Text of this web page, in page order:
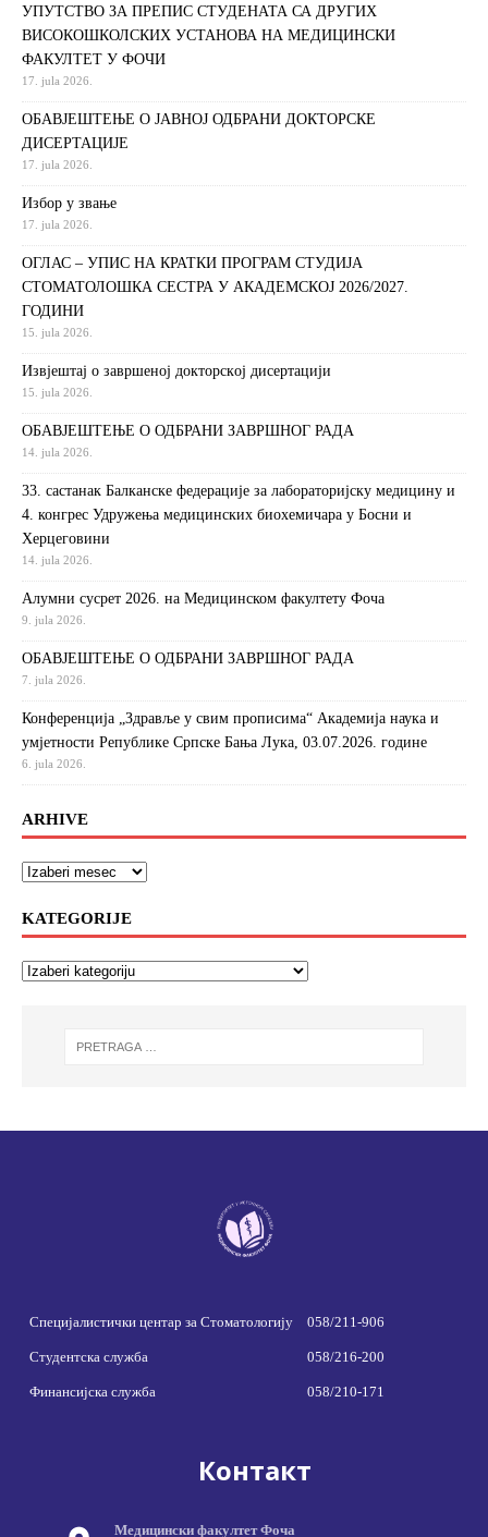
УПУТСТВО ЗА ПРЕПИС СТУДЕНАТА СА ДРУГИХ
ВИСОКОШКОЛСКИХ УСТАНОВА НА МЕДИЦИНСКИ
ФАКУЛТЕТ У ФОЧИ
17. jula 2026.
ОБАВЈЕШТЕЊЕ О ЈАВНОЈ ОДБРАНИ ДОКТОРСКЕ
ДИСЕРТАЦИЈЕ
17. jula 2026.
Избор у звање
17. jula 2026.
ОГЛАС – УПИС НА КРАТКИ ПРОГРАМ СТУДИЈА
СТОМАТОЛОШКА СЕСТРА У АКАДЕМСКОЈ 2026/2027.
ГОДИНИ
15. jula 2026.
Извjeштaj o зaвршeнoj дoктoрскoj дисeртaциjи
15. jula 2026.
ОБАВЈЕШТЕЊЕ О ОДБРАНИ ЗАВРШНОГ РАДА
14. jula 2026.
33. састанак Балканске федерације за лабораторијску медицину и
4. конгрес Удружења медицинских биохемичара у Босни и
Херцеговини
14. jula 2026.
Алумни сусрет 2026. на Медицинском факултету Фоча
9. jula 2026.
ОБАВЈЕШТЕЊЕ О ОДБРАНИ ЗАВРШНОГ РАДА
7. jula 2026.
Конференција „Здравље у свим прописима“ Академија наука и
умјетности Републике Српске Бања Лука, 03.07.2026. године
6. jula 2026.
ARHIVE
KATEGORIJE
Специјалистички центар за Стоматологију 058/211-906
Студентска служба 058/216-200
Финансијска служба 058/210-171
Контакт
Медицински факултет Фоча